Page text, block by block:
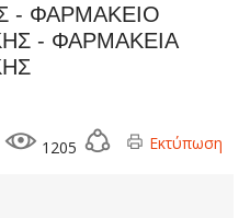
- ΦΑΡΜΑΚΕΙΟ
- ΦΑΡΜΑΚΕΙΑ
1205 Εκτύπωση